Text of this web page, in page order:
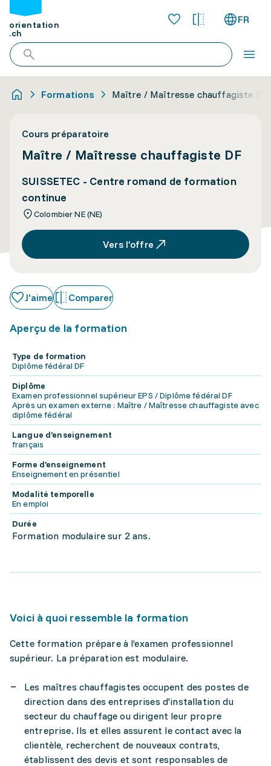
orientation
.ch
FR
Formations Maître / Maîtresse chauffagiste DF
Cours préparatoire
Maître / Maîtresse chauffagiste DF
SUISSETEC - Centre romand de formation
continue
Colombier NE (NE)
Vers l’offre
J'aime Comparer
Aperçu de la formation
Type de formation
Diplôme fédéral DF
Diplôme
Examen professionnel supérieur EPS / Diplôme fédéral DF
Après un examen externe : Maître / Maîtresse chauffagiste avec
diplôme fédéral
Langue d'enseignement
français
Forme d'enseignement
Enseignement en présentiel
Modalité temporelle
En emploi
Durée
Formation modulaire sur 2 ans.
Voici à quoi ressemble la formation
Cette formation prépare à l’examen professionnel
supérieur. La préparation est modulaire.
Les maîtres chauffagistes occupent des postes de
direction dans des entreprises d'installation du
secteur du chauffage ou dirigent leur propre
entreprise. Ils et elles assurent le contact avec la
clientèle, recherchent de nouveaux contrats,
établissent des devis et sont responsables de